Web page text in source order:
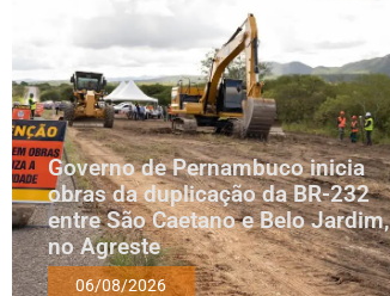
Governo de Pernambuco inicia
obras da duplicação da BR-232
entre São Caetano e Belo Jardim,
no Agreste
06/08/2026